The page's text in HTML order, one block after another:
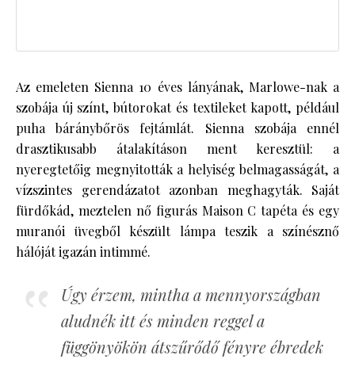
Az emeleten Sienna 10 éves lányának, Marlowe-nak a
szobája új színt, bútorokat és textileket kapott, például
puha báránybőrös fejtámlát. Sienna szobája ennél
drasztikusabb átalakításon ment keresztül: a
nyeregtetőig megnyitották a helyiség belmagasságát, a
vízszintes gerendázatot azonban meghagyták. Saját
fürdőkád, meztelen nő figurás Maison C tapéta és egy
muranói üvegből készült lámpa teszik a színésznő
hálóját igazán intimmé.
Úgy érzem, mintha a mennyországban
aludnék itt és minden reggel a
függönyökön átszűrődő fényre ébredek